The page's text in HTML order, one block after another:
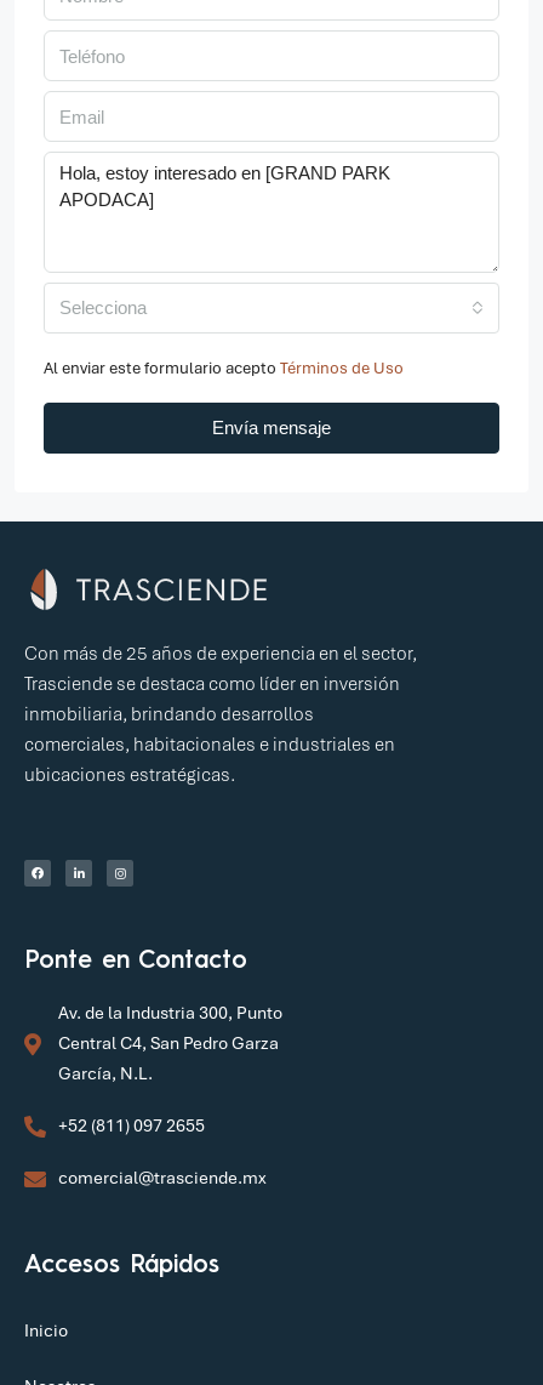
Selecciona
Al enviar este formulario acepto Términos de Uso
Envía mensaje
Con más de 25 años de experiencia en el sector,
Trasciende se destaca como líder en inversión
inmobiliaria, brindando desarrollos
comerciales, habitacionales e industriales en
ubicaciones estratégicas.
Ponte en Contacto
Av. de la Industria 300, Punto
Central C4, San Pedro Garza
García, N.L.
+52 (811) 097 2655
comercial@trasciende.mx
Accesos Rápidos
Inicio